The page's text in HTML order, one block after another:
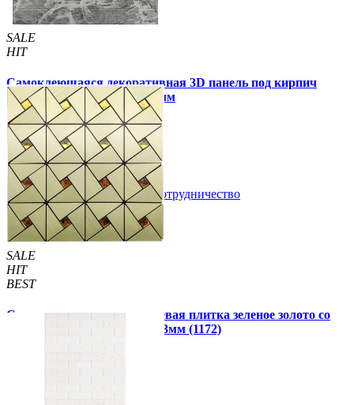
SALE
HIT
Самоклеющаяся декоративная 3D панель под кирпич
черный мрамор 700x770x3мм
59 грн. /шт 160 грн./шт
Купить В закладки Сотрудничество
SALE
HIT
BEST
Самоклеющаяся алюминиевая плитка зеленое золото со
стразами мозаика 300х300х3мм (1172)